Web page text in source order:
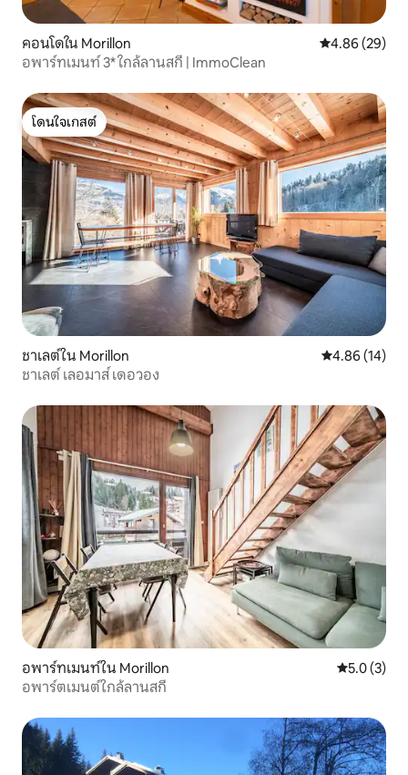
คอนโดใน Morillon คะแนนเฉลี่ย
4.86 (29)
อพาร์ทเมนท์ 3* ใกล้ลานสกี | ImmoClean
โดนใจเกสต์
โดนใจเกสต์
ชาเลต์ใน Morillon คะแนนเฉลี่ย
4.86 (14)
ชาเลต์ เลอมาส์ เดอวอง
อพาร์ทเมนท์ใน Morillon คะแนนเฉลี่
5.0 (3)
อพาร์ตเมนต์ใกล้ลานสกี